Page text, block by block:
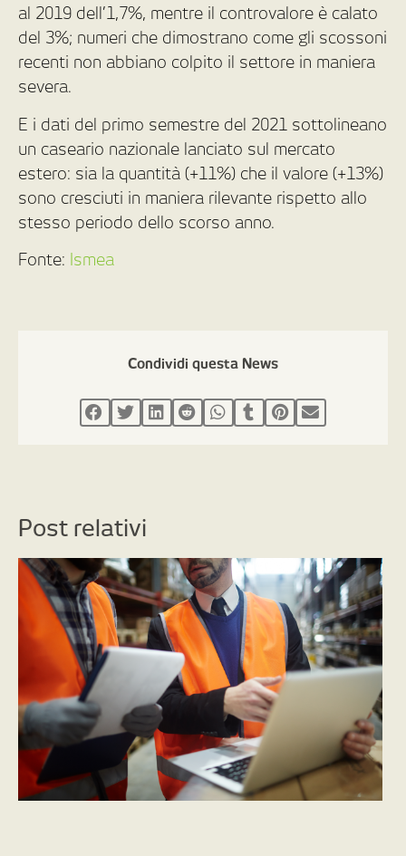
al 2019 dell’1,7%, mentre il controvalore è calato
del 3%; numeri che dimostrano come gli scossoni
recenti non abbiano colpito il settore in maniera
severa.
E i dati del primo semestre del 2021 sottolineano
un caseario nazionale lanciato sul mercato
estero: sia la quantità (+11%) che il valore (+13%)
sono cresciuti in maniera rilevante rispetto allo
stesso periodo dello scorso anno.
Fonte: Ismea
Condividi questa News
Post relativi